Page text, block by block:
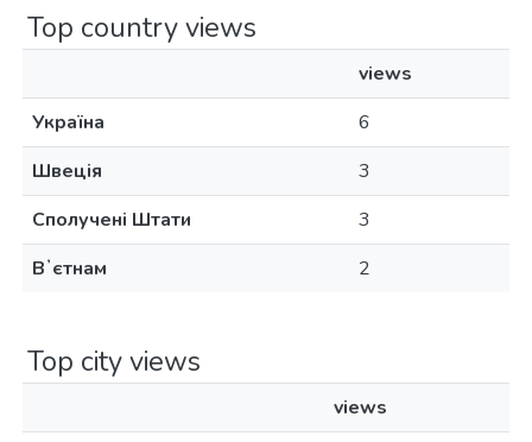
Top country views
views
Україна
6
Швеція
3
Сполучені Штати
3
Вʼєтнам
2
Top city views
views